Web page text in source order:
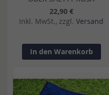
22,90 €
Inkl. MwSt., zzgl. Versand
In den Warenkorb